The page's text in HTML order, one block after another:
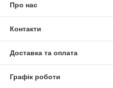
створення різноманітних
Лана Міді виготовляють
шарфи, снуди, светри,
дитячих іграшок,
Про нас
Контакти
Доставка та оплата
Графік роботи